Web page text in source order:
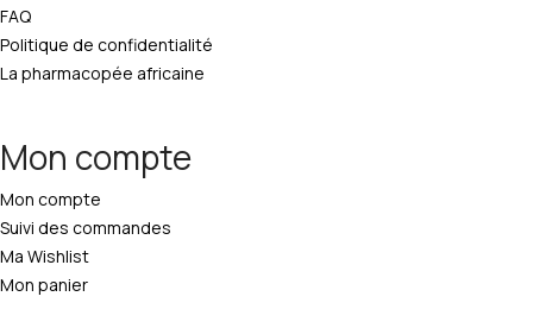
FAQ
Politique de confidentialité
La pharmacopée africaine
Mon compte
Mon compte
Suivi des commandes
Ma Wishlist
Mon panier